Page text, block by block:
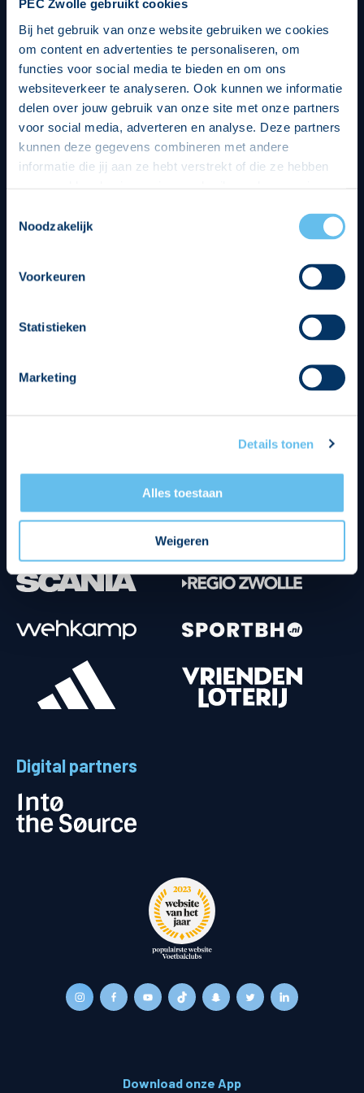
PEC Zwolle gebruikt cookies
Bij het gebruik van onze website gebruiken we cookies
om content en advertenties te personaliseren, om
functies voor social media te bieden en om ons
websiteverkeer te analyseren. Ook kunnen we informatie
delen over jouw gebruik van onze site met onze partners
voor social media, adverteren en analyse. Deze partners
kunnen deze gegevens combineren met andere
informatie die jij aan ze hebt verstrekt of die ze hebben
op een veilige en integere wijze. Je kunt je toestemming
beheren op de privacy- en cookieverklaring pagina.
Noodzakelijk
Voorkeuren
Statistieken
Marketing
Details tonen
Alles toestaan
Weigeren
Digital partners
Download onze App